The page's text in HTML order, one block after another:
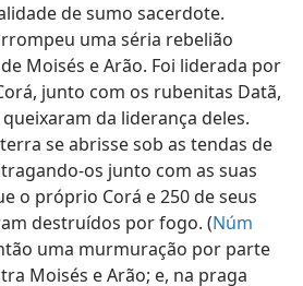
de sumo sacerdote.
uma séria rebelião
Moisés e Arão. Foi liderada por
junto com os rubenitas Datã,
da liderança deles.
se abrisse sob as tendas de
os junto com as suas
o próprio Corá e 250 de seus
destruídos por fogo. (Núm
uma murmuração por parte
Moisés e Arão; e, na praga